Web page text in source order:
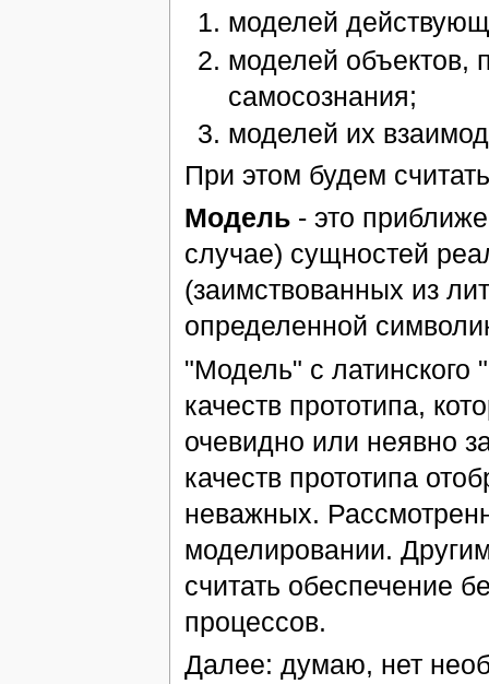
моделей
моделей объектов,
самосознания;
моделей их
При этом будем
Модель- это
случае) сущностей
(заимствованных из
определенной
"Модель" с
качеств прототипа,
очевидно или неявно
качеств прототипа
неважных.
моделировании.
считать обеспечение
процессов.
Далее: думаю, нет